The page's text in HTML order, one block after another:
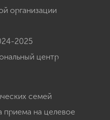
организации
2025
центр
семей
приема на целевое